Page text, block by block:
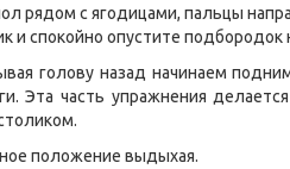
рядом с ягодицами, пальцы
и спокойно опустите подбородок
голову назад начинаем
Эта часть упражнения
положение выдыхая.